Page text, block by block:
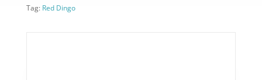
Tag: Red Dingo